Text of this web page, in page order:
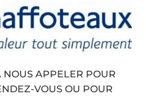
NOUS APPELER POUR
VOUS OU POUR